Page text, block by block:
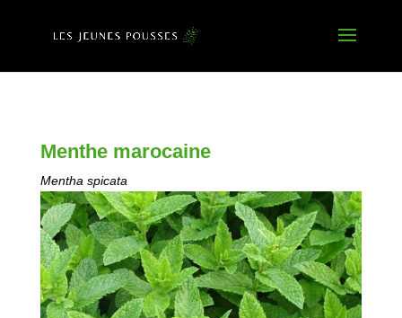
Menthe marocaine
Mentha spicata